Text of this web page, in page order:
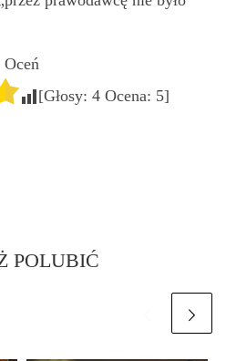
Oceń
[Głosy: 4 Ocena: 5]
POLUBIĆ